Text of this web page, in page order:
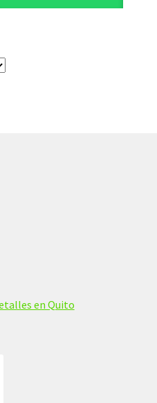
en Quito